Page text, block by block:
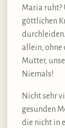
Maria ruht?
göttlichen
allein, ohne
Mutter,
Niemals!
Nicht sehr
gesunden
die nicht in